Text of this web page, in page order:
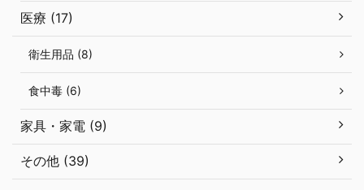
医療 (17)
衛生用品 (8)
食中毒 (6)
家具・家電 (9)
その他 (39)